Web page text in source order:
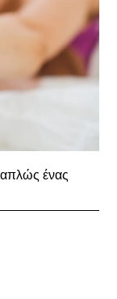
απλώς ένας